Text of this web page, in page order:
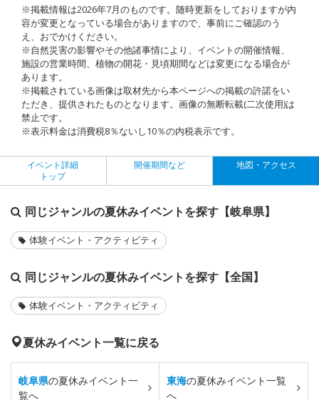
※掲載情報は2026年7月のものです。随時更新をしておりますが内
容が変更となっている場合がありますので、事前にご確認のう
え、おでかけください。
※自然災害の影響やその他諸事情により、イベントの開催情報、
施設の営業時間、植物の開花・見頃期間などは変更になる場合が
あります。
※掲載されている画像は取材先から本ページへの掲載の許諾をい
ただき、提供されたものとなります。画像の無断転載(二次使用)は
禁止です。
※表示料金は消費税8％ないし10％の内税表示です。
イベント詳細
トップ
開催期間など 地図・アクセス
同じジャンルの夏休みイベントを探す【岐阜県】
体験イベント・アクティビティ
同じジャンルの夏休みイベントを探す【全国】
体験イベント・アクティビティ
夏休みイベント一覧に戻る
岐阜県の夏休みイベント一
覧へ
東海の夏休みイベント一覧
へ